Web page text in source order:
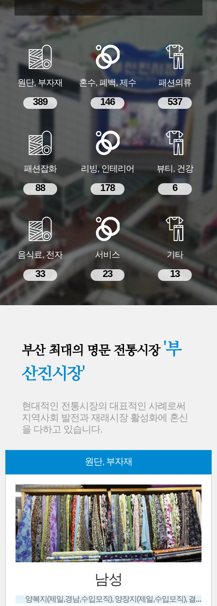
원단, 부자재
389
혼수, 폐백, 제수
146
패션의류
537
패션잡화
88
리빙, 인테리어
178
뷰티, 건강
6
음식료, 전자
33
서비스
23
기타
13
부산 최대의 명문 전통시장 '부
산진시장'
현대적인 전통시장의 대표적인 사례로써
지역사회 발전과 재래시장 활성화에 혼신
을 다하고 있습니다.
원단, 부자재
양복지(제일,경남,수입모직), 양장지(제일,수입모직), 결혼예복전문, 각종단체복맞춤 한복원단